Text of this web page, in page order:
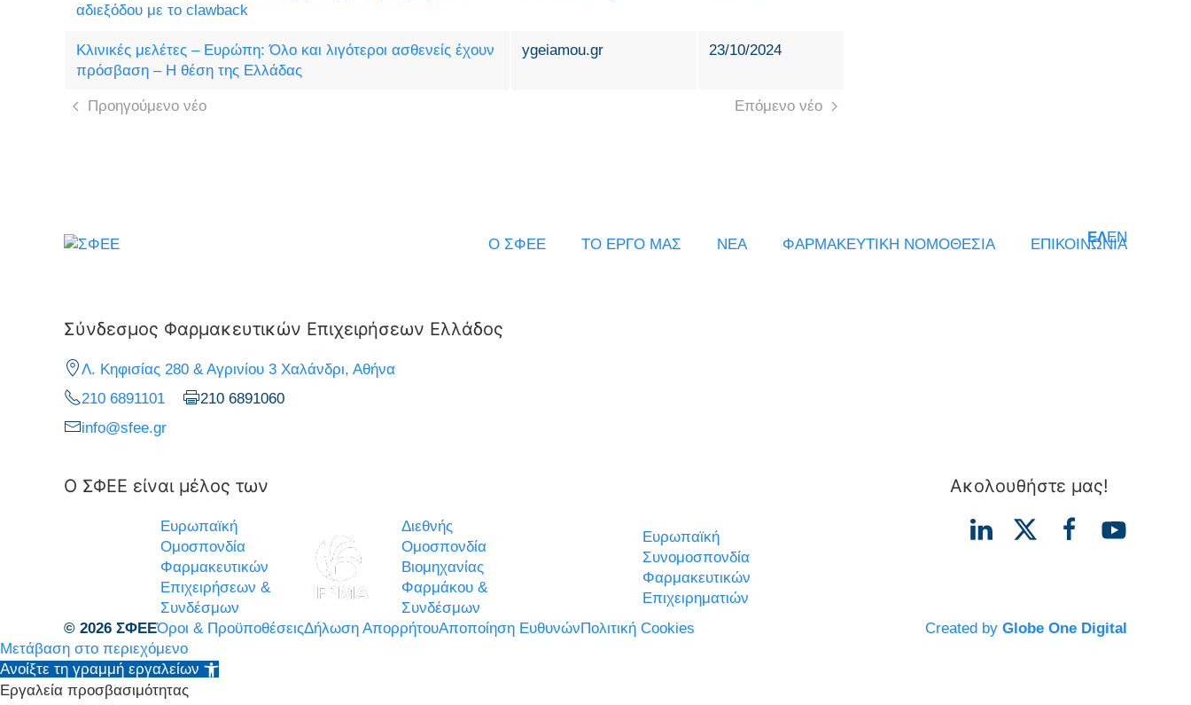
αδιεξόδου με το clawback
Κλινικές μελέτες – Ευρώπη: Όλο και λιγότεροι ασθενείς έχουν
πρόσβαση – Η θέση της Ελλάδας
ygeiamou.gr 23/10/2024
Προηγούμενο νέο Επόμενο νέο
ΕΛEN
Ο ΣΦΕΕ ΤΟ ΕΡΓΟ ΜΑΣ ΝΕΑ ΦΑΡΜΑΚΕΥΤΙΚΗ ΝΟΜΟΘΕΣΙΑ ΕΠΙΚΟΙΝΩΝΙΑ
Σύνδεσμος Φαρμακευτικών Επιχειρήσεων Ελλάδος
Λ. Κηφισίας 280 & Αγρινίου 3 Χαλάνδρι, Αθήνα
210 6891101
210 6891060
info@sfee.gr
Ο ΣΦΕΕ είναι μέλος των
Ευρωπαϊκή
Ομοσπονδία
Φαρμακευτικών
Επιχειρήσεων &
Συνδέσμων
Διεθνής
Ομοσπονδία
Βιομηχανίας
Φαρμάκου &
Συνδέσμων
Ευρωπαϊκή
Συνομοσπονδία
Φαρμακευτικών
Επιχειρηματιών
Ακολουθήστε μας!
© 2026 ΣΦΕΕΌροι & ΠροϋποθέσειςΔήλωση ΑπορρήτουΑποποίηση ΕυθυνώνΠολιτική Cookies Created by Globe One Digital
Μετάβαση στο περιεχόμενο
Ανοίξτε τη γραμμή εργαλείων
Εργαλεία προσβασιμότητας